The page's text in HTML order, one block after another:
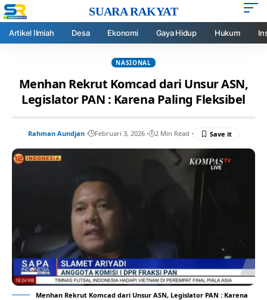
SUARA RAKYAT
Artikel Ilmiah Desa Ekonomi Gaya Hidup Hukum
NASIONAL
Menhan Rekrut Komcad dari Unsur ASN,
Legislator PAN : Karena Paling Fleksibel
Rahman Aundjan Februari 3, 2026 2 Min Read
Menhan Rekrut Komcad dari Unsur ASN, Legislator PAN : Karena